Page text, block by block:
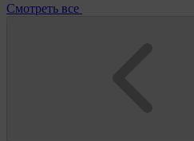
Смотреть все